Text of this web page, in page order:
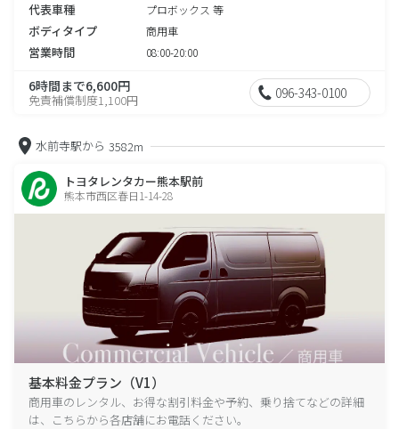
代表車種 プロボックス 等
ボディタイプ 商用車
営業時間 08:00-20:00
6時間まで6,600円
免責補償制度1,100円 096-343-0100
水前寺駅から 3582m
トヨタレンタカー熊本駅前
熊本市西区春日1-14-28
基本料金プラン（V1）
商用車のレンタル、お得な割引料金や予約、乗り捨てなどの詳細
は、こちらから各店舗にお電話ください。